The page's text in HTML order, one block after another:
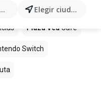
productos... Elegir ciudad
Plaza Vea
Plaza Vea Café
Switch